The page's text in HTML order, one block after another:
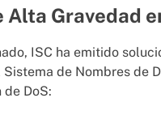
Alta Gravedad
ISC ha emitido
de Nombres de
DoS: